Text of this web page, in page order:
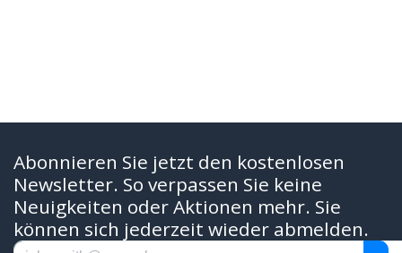
Abonnieren Sie jetzt den kostenlosen
Newsletter. So verpassen Sie keine
Neuigkeiten oder Aktionen mehr. Sie
können sich jederzeit wieder abmelden.